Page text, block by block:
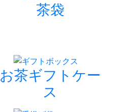
茶袋
お茶ギフトケー
ス